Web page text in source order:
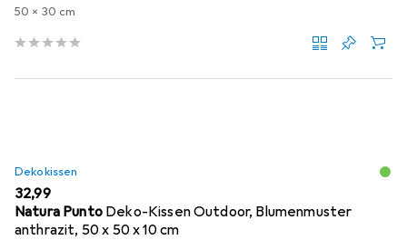
50 x 30 cm
Dekokissen
EUR
32,99
Natura Punto Deko-Kissen Outdoor, Blumenmuster
anthrazit, 50 x 50 x 10 cm